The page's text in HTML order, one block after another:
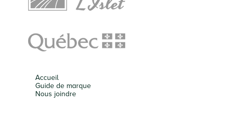
Accueil
Guide de marque
Nous joindre